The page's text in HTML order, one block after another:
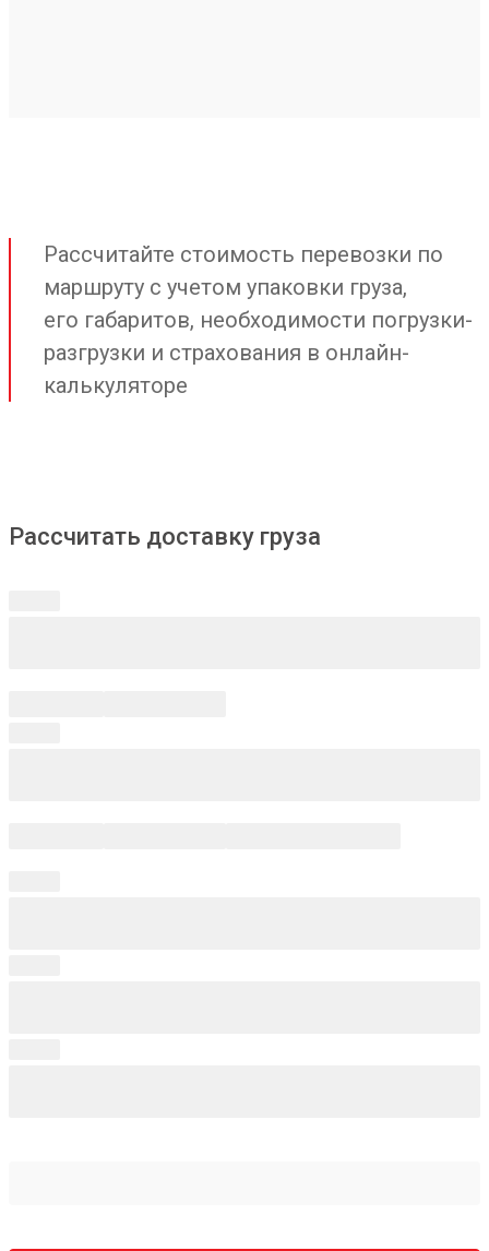
Рассчитайте стоимость перевозки по
маршруту с учетом упаковки груза,
его габаритов, необходимости погрузки-
разгрузки и страхования в онлайн-
калькуляторе
Рассчитать доставку груза